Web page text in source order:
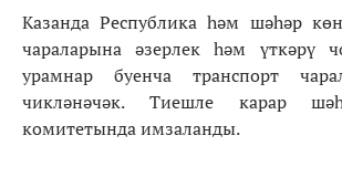
Казанда Республика һәм шәһәр
чараларына әзерлек һәм үткәрү
урамнар буенча транспорт
чикләнәчәк. Тиешле карар
комитетында имзаланды.